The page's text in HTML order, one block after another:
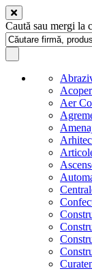
Caută sau mergi la
Aer